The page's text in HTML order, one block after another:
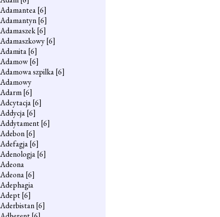
Adamantea[6]
Adamantyn[6]
Adamaszek[6]
Adamaszkowy[6]
Adamita[6]
Adamow[6]
Adamowa szpilka[6]
Adamowy
Adarm[6]
Adcytacja[6]
Addycja[6]
Addytament[6]
Adebon[6]
Adefagja[6]
Adenologja[6]
Adeona
Adeona[6]
Adephagia
Adept[6]
Aderbistan[6]